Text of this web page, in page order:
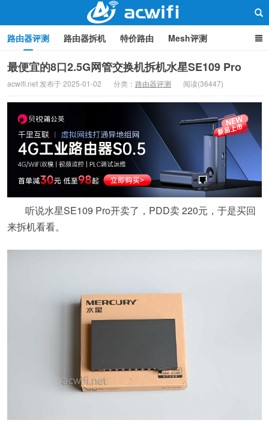
路由器评测 路由器拆机 特价路由 Mesh评测
路由器设置 软路由 路由器刷机 品牌分类 监控
中继/桥接 WIFI周边产品 光猫 疑问集 关于本站
最便宜的8口2.5G网管交换机拆机水星SE109 Pro
acwifi.net 发布于 2025-01-02 分类： 路由器评测 阅读(36447)
听说水星SE109 Pro开卖了，PDD卖 220元，于是买回
来拆机看看。